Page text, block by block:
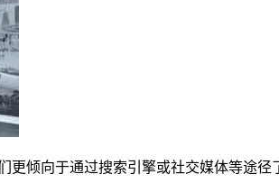
倾向于通过搜索引擎或社交媒体等途